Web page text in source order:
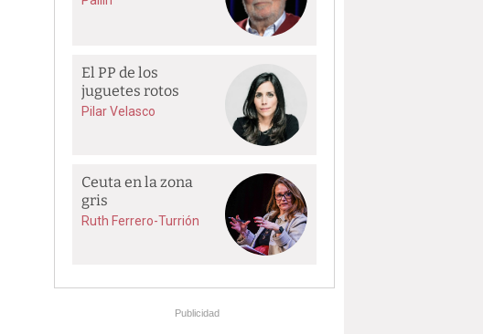
El PP de los
juguetes rotos
Pilar Velasco
Ceuta en la zona
gris
Ruth Ferrero-Turrión
Publicidad